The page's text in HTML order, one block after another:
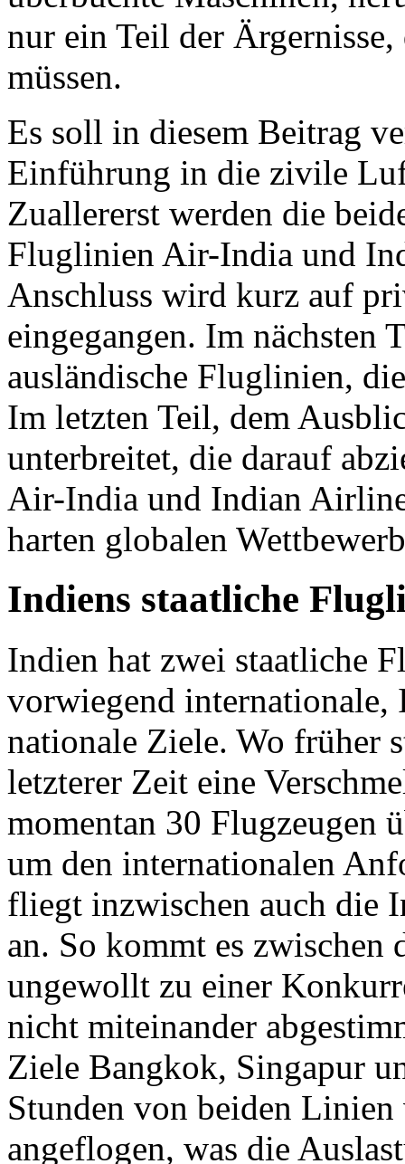
nur ein Teil der
müssen.
Es soll in diesem Beitrag
Einführung in die zivile
Zuallererst werden die
Fluglinien Air-India und
Anschluss wird kurz auf
eingegangen. Im nächsten
ausländische Fluglinien,
Im letzten Teil, dem
unterbreitet, die darauf
Air-India und Indian
harten globalen
Indiens staatliche
Indien hat zwei staatliche
vorwiegend
nationale Ziele. Wo früher
letzterer Zeit eine
momentan 30 Flugzeugen
um den internationalen
fliegt inzwischen auch die
an. So kommt es zwischen
ungewollt zu einer
nicht miteinander
Ziele Bangkok, Singapur
Stunden von beiden Linien
angeflogen, was die